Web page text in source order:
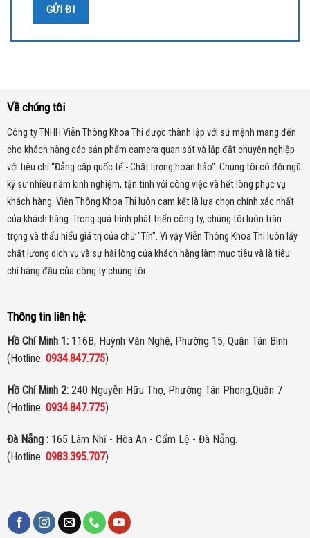
lúc, mọi nơi.
Sản phẩm tương tự
Trọn bộ 4 camera Hikvision 5MP Super HD 2K
(2560*1920)P GIÁ SỐC
Trọn Bộ 4 Camera IP Hikvision 2MP Full HD,
IP67, IR 30m
Trọn Bộ Camera Hikvision 4 Mắt 2MP Full HD
1080P Giảm Giá Sốc
Giá và Ưu đãi Dành Cho 4 Camera IP Hikvision ColorVu 2MP
Chúng tôi hiểu rằng giá cả và ưu đãi luôn là một trong những yếu tố
quan trọng khi quý khách hàng lựa chọn sản phẩm. Vì vậy, chúng tôi
Về chúng tôi
Công ty TNHH Viễn Thông Khoa Thi được thành lập với sứ mệnh mang đến
cho khách hàng các sản phẩm camera quan sát và lắp đặt chuyên nghiệp
với tiêu chí “Đẳng cấp quốc tế - Chất lượng hoàn hảo". Chúng tôi có đội ngũ
kỹ sư nhiều năm kinh nghiệm, tận tình với công việc và hết lòng phục vụ
khách hàng. Viễn Thông Khoa Thi luôn cam kết là lựa chọn chính xác nhất
của khách hàng. Trong quá trình phát triển công ty, chúng tôi luôn trân
trọng và thấu hiểu giá trị của chữ "Tín". Vì vậy Viễn Thông Khoa Thi luôn lấy
chất lượng dịch vụ và sự hài lòng của khách hàng làm mục tiêu và là tiêu
chí hàng đầu của công ty chúng tôi.
Thông tin liên hệ:
Hồ Chí Minh 1:116B, Huỳnh Văn Nghệ, Phường 15, Quận Tân Bình
(Hotline: 0934.847.775)
Hồ Chí Minh 2:240 Nguyễn Hữu Thọ, Phường Tân Phong,Quận 7
(Hotline: 0934.847.775)
Đà Nẵng :165 Lâm Nhĩ - Hòa An - Cẩm Lệ - Đà Nẵng.
(Hotline: 0983.395.707)